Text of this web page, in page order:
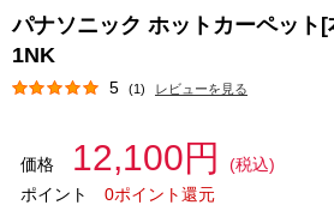
パナソニック ホットカーペット
1NK
5 (1) レビューを見る
価格 12,100円
(税込)
ポイント
0ポイント還元